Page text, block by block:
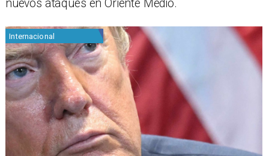
nuevos ataques en Oriente Medio.
Internacional